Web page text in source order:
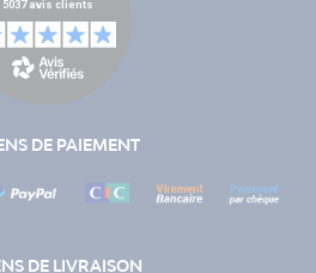
DE PAIEMENT
DE LIVRAISON